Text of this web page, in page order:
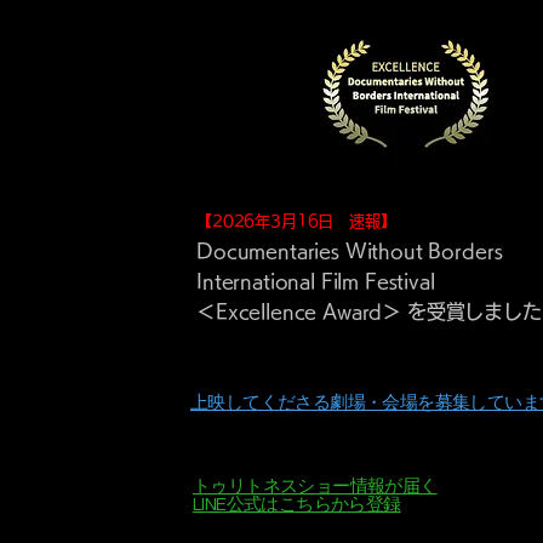
【2026年3月16日 速報】
Documentaries Without Borders
International Film Festival
＜Excellence Award＞ を受賞しまし
上映してくださる劇場・会場を募集していま
トゥリトネスショー情報が届く
​LINE公式はこちらから登録